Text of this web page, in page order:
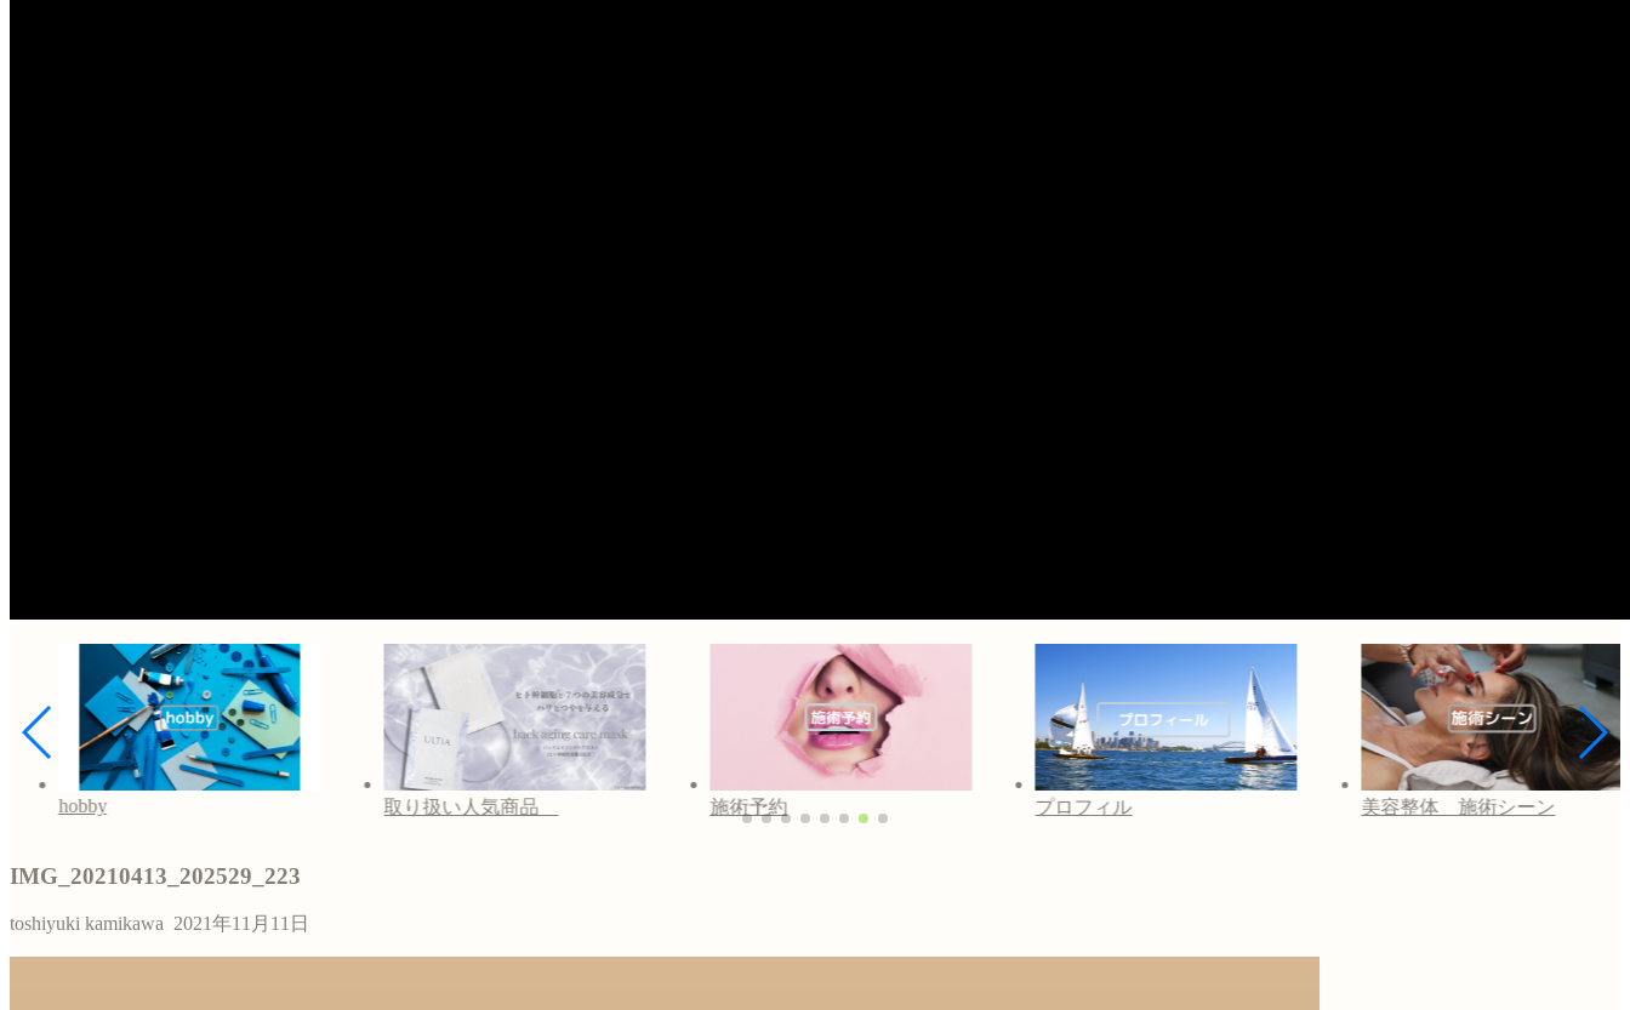
取り扱い人気商品 施術予約 プロフィル 美容整体 施術シーン 芸能人
IMG_20210413_202529_223
toshiyuki kamikawa 2021年11月11日